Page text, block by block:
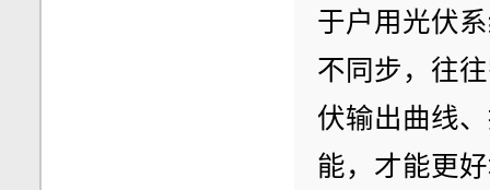
于户用光伏
不同步，往
伏输出曲线
能，才能更